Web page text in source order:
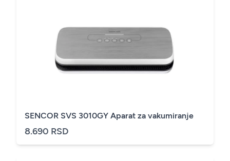
SENCOR SVS 3010GY Aparat za vakumiranje
8.690 RSD